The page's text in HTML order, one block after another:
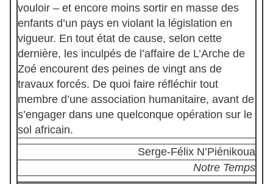
vouloir – et encore moins sortir en masse des
enfants d’un pays en violant la législation en
vigueur. En tout état de cause, selon cette
dernière, les inculpés de l’affaire de L’Arche de
Zoé encourent des peines de vingt ans de
travaux forcés. De quoi faire réfléchir tout
membre d’une association humanitaire, avant de
s’engager dans une quelconque opération sur le
sol africain.
Serge-Félix N’Piénikoua
Notre Temps